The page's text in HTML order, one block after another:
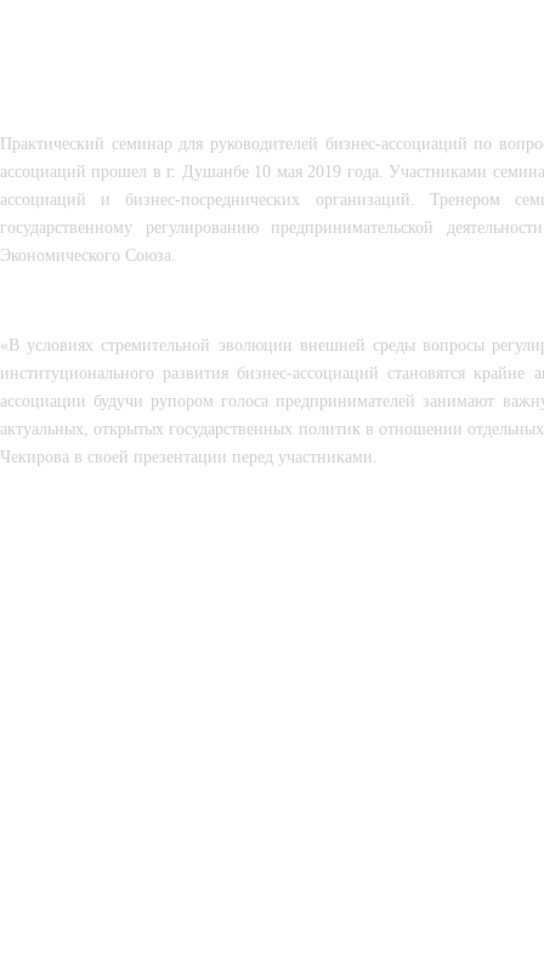
Практический семинар для руководителей бизнес-ассоциаций по
ассоциаций прошел в г. Душанбе 10 мая 2019 года. Участниками
ассоциаций и бизнес-посреднических организаций. Тренером
государственному регулированию предпринимательской
Экономического Союза.
«В условиях стремительной эволюции внешней среды вопросы
институционального развития бизнес-ассоциаций становятся
ассоциации будучи рупором голоса предпринимателей занимают
актуальных, открытых государственных политик в отношении
Чекирова в своей презентации перед участниками.